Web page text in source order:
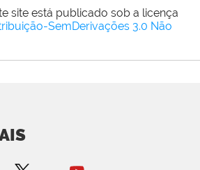
site está publicado sob a licença
SemDerivações 3.0 Não